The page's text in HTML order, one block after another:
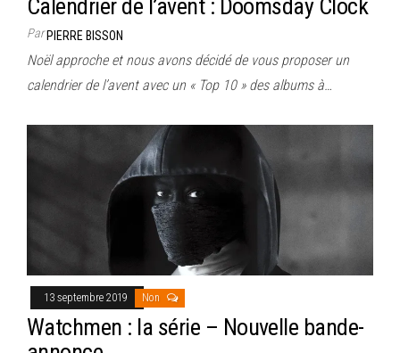
Calendrier de l’avent : Doomsday Clock
ParPIERRE BISSON
Noël approche et nous avons décidé de vous proposer un
calendrier de l’avent avec un « Top 10 » des albums à…
13 septembre 2019 Non
Watchmen : la série – Nouvelle bande-